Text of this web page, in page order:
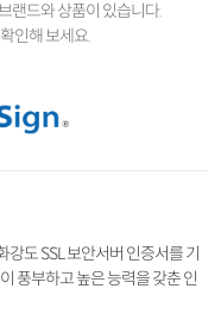
랜드와 상품이 있습니다.
인해 보세요.
도 SSL 보안서버 인증서를 기
풍부하고 높은 능력을 갖춘 인